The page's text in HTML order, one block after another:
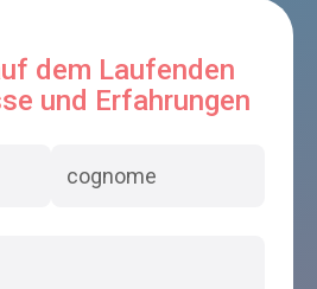
dem Laufenden
und Erfahrungen